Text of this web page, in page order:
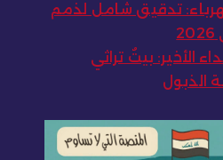
تدقيق شامل لذمم
الأخير: بيتٌ تراثي
الذبول